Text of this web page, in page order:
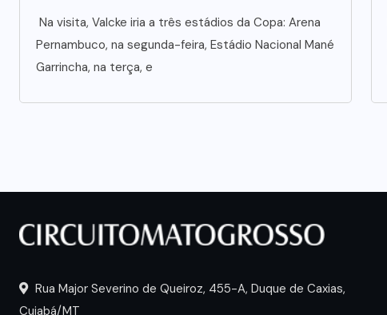
Na visita, Valcke iria a três estádios da Copa: Arena
Pernambuco, na segunda-feira, Estádio Nacional Mané
Garrincha, na terça, e
Rua Major Severino de Queiroz, 455-A, Duque de Caxias,
Cuiabá/MT